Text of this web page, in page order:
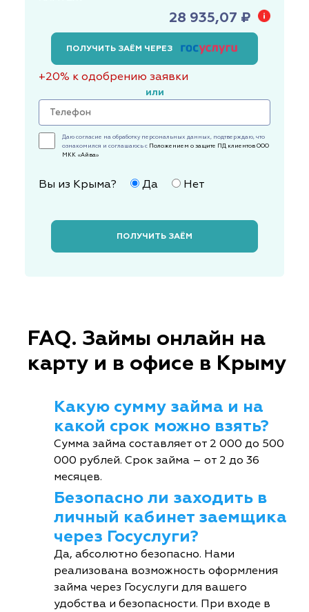
28 935,07 ₽
ПОЛУЧИТЬ ЗАЁМ ЧЕРЕЗ
+20% к одобрению заявки
или
Даю согласие на обработку персональных данных, подтверждаю, что
ознакомился и соглашаюсь с Положением о защите ПД клиентов ООО
МКК «Айва»
Вы из Крыма? Да Нет
ПОЛУЧИТЬ ЗАЁМ
FAQ. Займы онлайн на
карту и в офисе в Крыму
Какую сумму займа и на
какой срок можно взять?
Сумма займа составляет от 2 000 до 500
000 рублей. Срок займа – от 2 до 36
месяцев.
Безопасно ли заходить в
личный кабинет заемщика
через Госуслуги?
Да, абсолютно безопасно. Нами
реализована возможность оформления
займа через Госуслуги для вашего
удобства и безопасности. При входе в